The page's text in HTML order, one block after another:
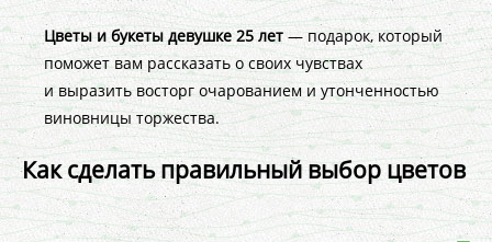
Цветы и букеты девушке 25 лет — подарок, который
поможет вам рассказать о своих чувствах
и выразить восторг очарованием и утонченностью
виновницы торжества.
Как сделать правильный выбор цветов